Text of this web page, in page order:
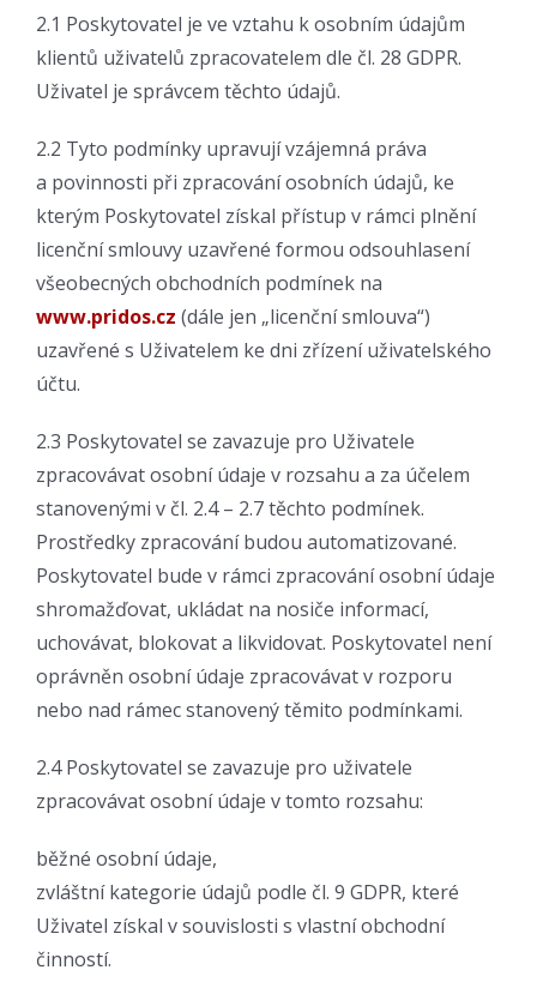
2.1 Poskytovatel je ve vztahu k osobním údajům
klientů uživatelů zpracovatelem dle čl. 28 GDPR.
Uživatel je správcem těchto údajů.
2.2 Tyto podmínky upravují vzájemná práva
a povinnosti při zpracování osobních údajů, ke
kterým Poskytovatel získal přístup v rámci plnění
licenční smlouvy uzavřené formou odsouhlasení
všeobecných obchodních podmínek na
www.pridos.cz (dále jen „licenční smlouva“)
uzavřené s Uživatelem ke dni zřízení uživatelského
účtu.
2.3 Poskytovatel se zavazuje pro Uživatele
zpracovávat osobní údaje v rozsahu a za účelem
stanovenými v čl. 2.4 – 2.7 těchto podmínek.
Prostředky zpracování budou automatizované.
Poskytovatel bude v rámci zpracování osobní údaje
shromažďovat, ukládat na nosiče informací,
uchovávat, blokovat a likvidovat. Poskytovatel není
oprávněn osobní údaje zpracovávat v rozporu
nebo nad rámec stanovený těmito podmínkami.
2.4 Poskytovatel se zavazuje pro uživatele
zpracovávat osobní údaje v tomto rozsahu:
běžné osobní údaje,
zvláštní kategorie údajů podle čl. 9 GDPR, které
Uživatel získal v souvislosti s vlastní obchodní
činností.